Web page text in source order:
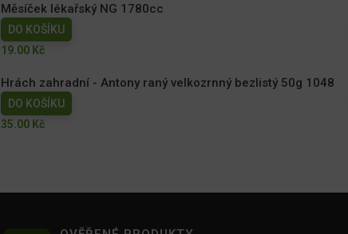
Měsíček lékařský NG 1780cc
DO KOŠÍKU
19.00 Kč
Hrách zahradní - Antony raný velkozrnný bezlistý 50g 1048
DO KOŠÍKU
35.00 Kč